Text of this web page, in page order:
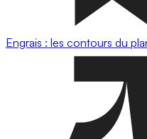
Engrais : les contours du